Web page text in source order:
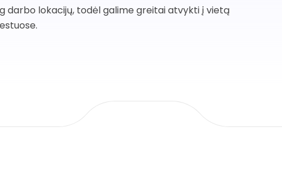
darbo lokacijų, todėl galime greitai atvykti į vietą